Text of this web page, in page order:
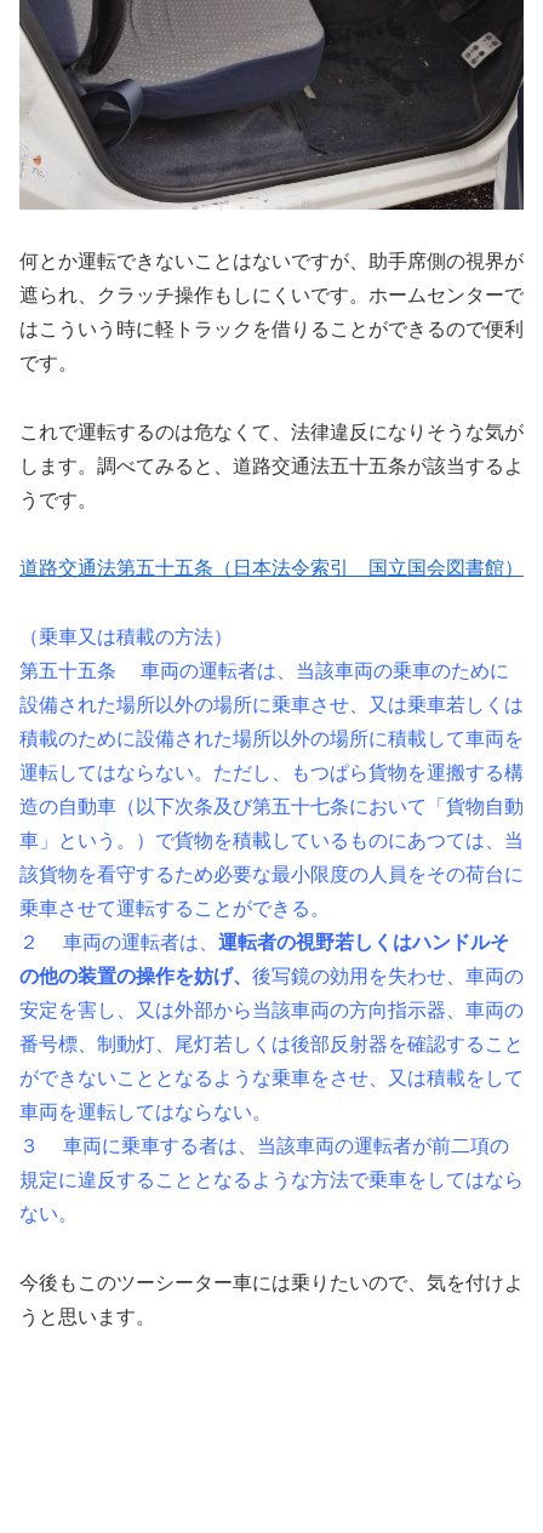
何とか運転できないことはないですが、助手席側の視界が
遮られ、クラッチ操作もしにくいです。ホームセンターで
はこういう時に軽トラックを借りることができるので便利
です。
これで運転するのは危なくて、法律違反になりそうな気が
します。調べてみると、道路交通法五十五条が該当するよ
うです。
道路交通法第五十五条（日本法令索引 国立国会図書館）
（乗車又は積載の方法）
第五十五条 車両の運転者は、当該車両の乗車のために
設備された場所以外の場所に乗車させ、又は乗車若しくは
積載のために設備された場所以外の場所に積載して車両を
運転してはならない。ただし、もつぱら貨物を運搬する構
造の自動車（以下次条及び第五十七条において「貨物自動
車」という。）で貨物を積載しているものにあつては、当
該貨物を看守するため必要な最小限度の人員をその荷台に
乗車させて運転することができる。
２ 車両の運転者は、 運転者の視野若しくはハンドルそ
の他の装置の操作を妨げ、 後写鏡の効用を失わせ、車両の
安定を害し、又は外部から当該車両の方向指示器、車両の
番号標、制動灯、尾灯若しくは後部反射器を確認すること
ができないこととなるような乗車をさせ、又は積載をして
車両を運転してはならない。
３ 車両に乗車する者は、当該車両の運転者が前二項の
規定に違反することとなるような方法で乗車をしてはなら
ない。
今後もこのツーシーター車には乗りたいので、気を付けよ
うと思います。